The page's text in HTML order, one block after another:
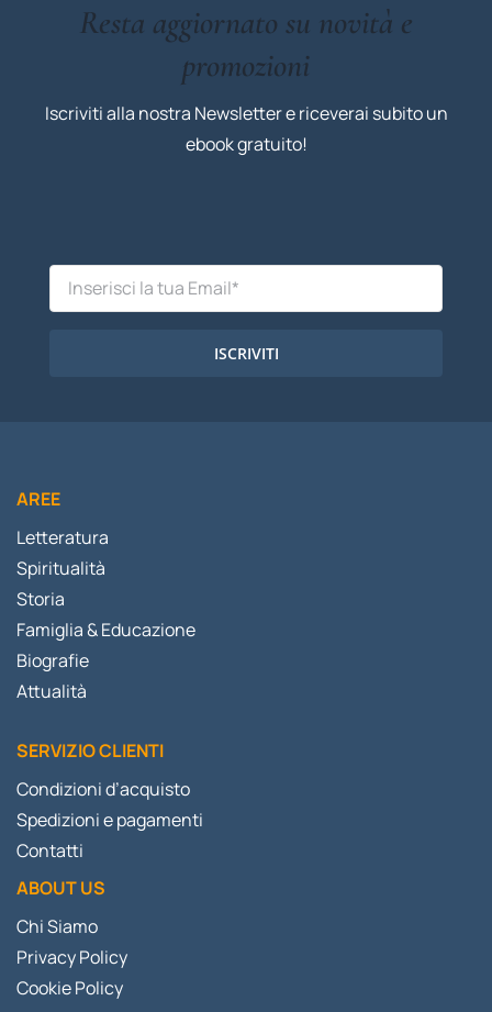
Resta aggiornato su novità e
promozioni
Iscriviti alla nostra Newsletter e riceverai subito un
ebook gratuito!
ISCRIVITI
AREE
Letteratura
Spiritualità
Storia
Famiglia & Educazione
Biografie
Attualità
SERVIZIO CLIENTI
Condizioni d’acquisto
Spedizioni e pagamenti
Contatti
ABOUT US
Chi Siamo
Privacy Policy
Cookie Policy